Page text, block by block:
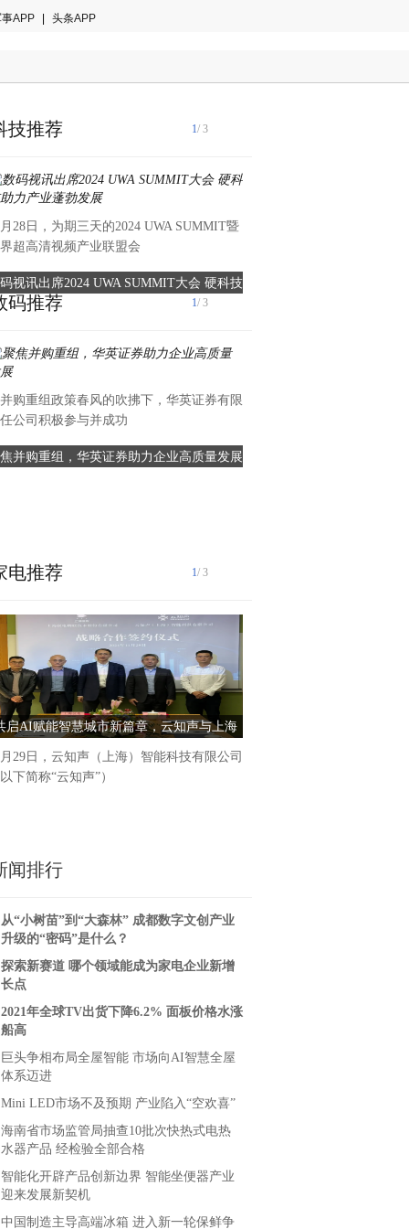
APP 头条APP
技推荐
视讯出席2024 UWA SUMMIT大会 硬科技
28日，为期三天的2024 UWA SUMMIT暨
超高清视频产业联盟会
1/ 3
码推荐
并购重组，华英证券助力企业高质量发展
购重组政策春风的吹拂下，华英证券有限
公司积极参与并成功
1/ 3
电推荐
启AI赋能智慧城市新篇章，云知声与上海
仪电物联签署战略合作协议
29日，云知声（上海）智能科技有限公司
下简称“云知声”）
1/ 3
闻排行
从“小树苗”到“大森林” 成都数字文创产业
升级的“密码”是什么？
探索新赛道 哪个领域能成为家电企业新增
长点
2021年全球TV出货下降6.2% 面板价格水涨
船高
巨头争相布局全屋智能 市场向AI智慧全屋
体系迈进
Mini LED市场不及预期 产业陷入“空欢喜”
海南省市场监管局抽查10批次快热式电热
水器产品 经检验全部合格
智能化开辟产品创新边界 智能坐便器产业
迎来发展新契机
中国制造主导高端冰箱 进入新一轮保鲜争